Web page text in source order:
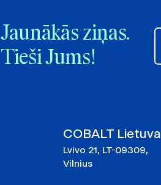
Jaunākās ziņas.
Tieši Jums!
COBALT Lietuva
Lvivo 21, LT-09309,
Vilnius